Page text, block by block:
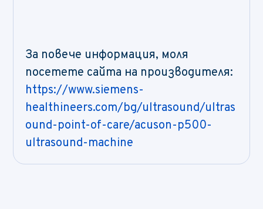
За повече информация, моля
посетете сайта на производителя:
https://www.siemens-
healthineers.com/bg/ultrasound/ultras
ound-point-of-care/acuson-p500-
ultrasound-machine